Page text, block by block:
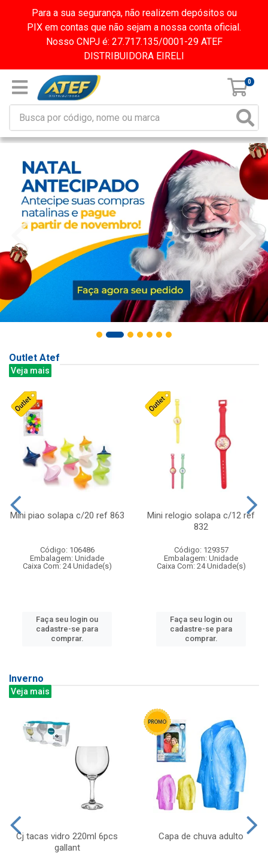
Para a sua segurança, não realizem depósitos ou
PIX em contas que não sejam a nossa conta oficial.
Nosso CNPJ é: 27.717.135/0001-29 ATEF
DISTRIBUIDORA EIRELI
0
Outlet Atef
Veja mais
Mini piao solapa c/20 ref 863
Código: 106486
Embalagem: Unidade
Caixa Com: 24 Unidade(s)
Faça seu login ou
cadastre-se para
comprar.
Mini relogio solapa c/12 ref
832
Código: 129357
Embalagem: Unidade
Caixa Com: 24 Unidade(s)
Faça seu login ou
cadastre-se para
comprar.
Inverno
Veja mais
Cj tacas vidro 220ml 6pcs
gallant
Capa de chuva adulto